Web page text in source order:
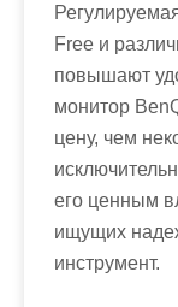
Free и
повышают
монитор
цену, чем
его ценным
ищущих
инструмент.